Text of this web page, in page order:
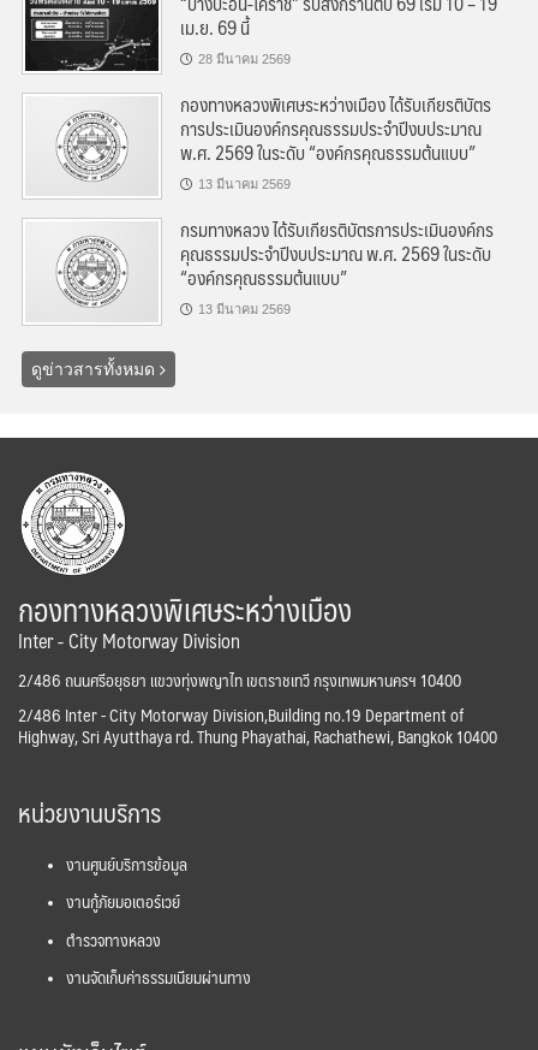
เม.ย. 69 นี้
28 มีนาคม 2569
กองทางหลวงพิเศษระหว่างเมือง ได้รับเกียรติบัตร
การประเมินองค์กรคุณธรรมประจำปีงบประมาณ
พ.ศ. 2569 ในระดับ “องค์กรคุณธรรมต้นแบบ”
13 มีนาคม 2569
กรมทางหลวง ได้รับเกียรติบัตรการประเมินองค์กร
คุณธรรมประจำปีงบประมาณ พ.ศ. 2569 ในระดับ
“องค์กรคุณธรรมต้นแบบ”
13 มีนาคม 2569
ดูข่าวสารทั้งหมด
กองทางหลวงพิเศษระหว่างเมือง
Inter - City Motorway Division
2/486 ถนนศรีอยุธยา แขวงทุ่งพญาไท เขตราชเทวี กรุงเทพมหานครฯ 10400
2/486 Inter - City Motorway Division,Building no.19 Department of
Highway, Sri Ayutthaya rd. Thung Phayathai, Rachathewi, Bangkok 10400
หน่วยงานบริการ
งานศูนย์บริการข้อมูล
งานกู้ภัยมอเตอร์เวย์
ตำรวจทางหลวง
งานจัดเก็บค่าธรรมเนียมผ่านทาง